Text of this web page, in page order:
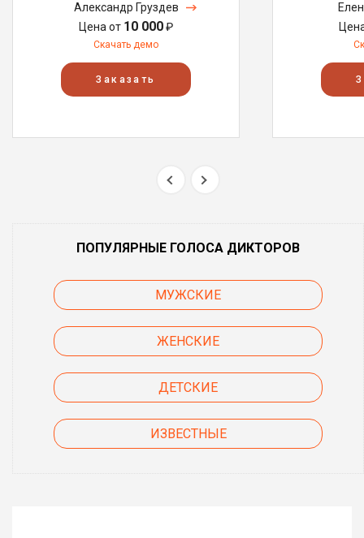
Александр Груздев
Цена от 10 000₽
Скачать демо
Заказать
ПОПУЛЯРНЫЕ ГОЛОСА ДИКТОРОВ
МУЖСКИЕ
ЖЕНСКИЕ
ДЕТСКИЕ
ИЗВЕСТНЫЕ